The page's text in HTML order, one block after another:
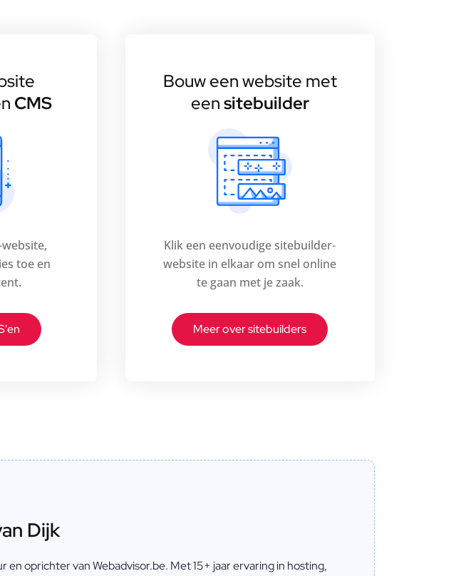
CMS
website,
toe en
Bouw een website met
eensitebuilder
Klik een eenvoudige sitebuilder-
website in elkaar om snel online
te gaan met je zaak.
Meer over sitebuilders
Dijk
en oprichter van Webadvisor.be. Met 15+ jaar ervaring in hosting,